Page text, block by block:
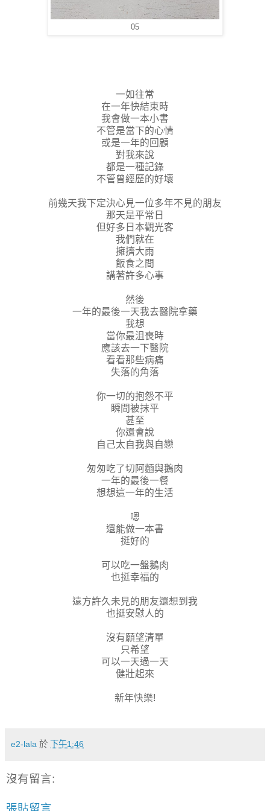
05
一如往常
在一年快結束時
我會做一本小書
不管是當下的心情
或是一年的回顧
對我來說
都是一種記錄
不管曾經歷的好壞
前幾天我下定決心見一位多年不見的朋友
那天是平常日
但好多日本觀光客
我們就在
擁擠大雨
飯食之間
講著許多心事
然後
一年的最後一天我去醫院拿藥
我想
當你最沮喪時
應該去一下醫院
看看那些病痛
失落的角落
你一切的抱怨不平
瞬間被抹平
甚至
你還會說
自己太自我與自戀
匆匆吃了切阿麵與鵝肉
一年的最後一餐
想想這一年的生活
嗯
還能做一本書
挺好的
可以吃一盤鵝肉
也挺幸福的
遠方許久未見的朋友還想到我
也挺安慰人的
沒有願望清單
只希望
可以一天過一天
健壯起來
新年快樂!
e2-lala 於 下午1:46
沒有留言:
張貼留言